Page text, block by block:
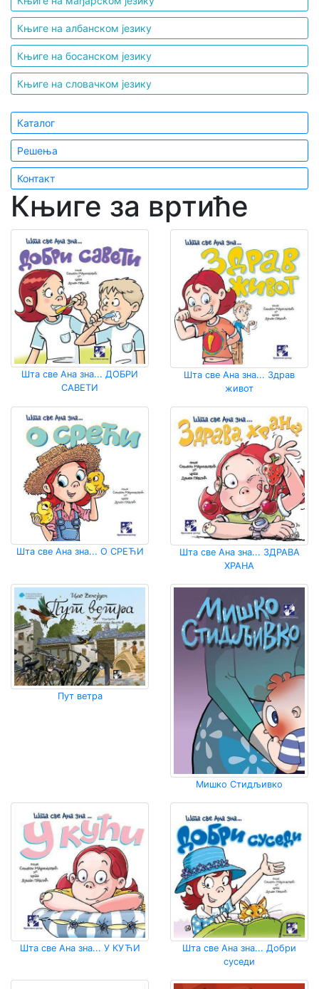
Књиге на албанском језику
Књиге на босанском језику
Књиге на словачком језику
Каталог
Решења
Контакт
Књиге за вртиће
Шта све Ана зна... ДОБРИ
САВЕТИ
Шта све Ана зна... Здрав
живот
Шта све Ана зна... О СРЕЋИ
Шта све Ана зна... ЗДРАВА
ХРАНА
Пут ветра
Мишко Стидљивко
Шта све Ана зна... У КУЋИ
Шта све Ана зна... Добри
суседи